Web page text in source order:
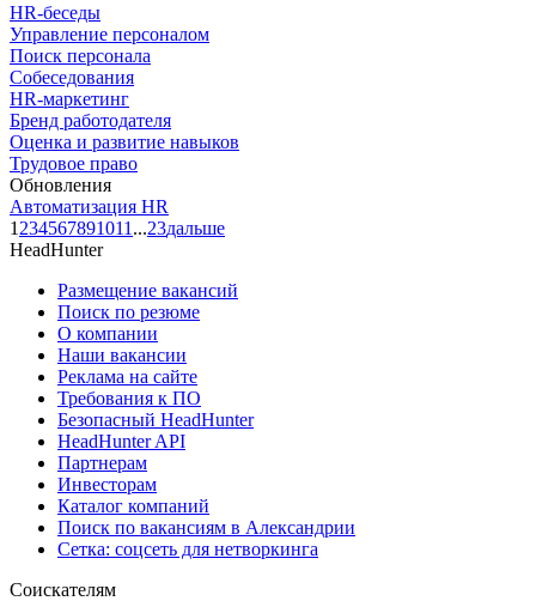
HR-беседы
Управление персоналом
Поиск персонала
Собеседования
HR-маркетинг
Бренд работодателя
Оценка и развитие навыков
Трудовое право
Обновления
Автоматизация HR
1 234567891011 ...23дальше
HeadHunter
Размещение вакансий
Поиск по резюме
О компании
Наши вакансии
Реклама на сайте
Требования к ПО
Безопасный HeadHunter
HeadHunter API
Партнерам
Инвесторам
Каталог компаний
Поиск по вакансиям в Александрии
Сетка: соцсеть для нетворкинга
Соискателям